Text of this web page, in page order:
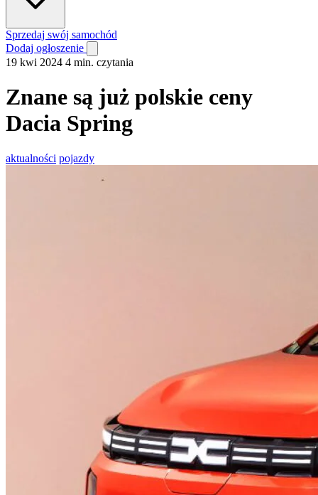
Sprzedaj swój samochód
Dodaj ogłoszenie
19 kwi 2024 4 min. czytania
Znane są już polskie ceny
Dacia Spring
aktualności pojazdy